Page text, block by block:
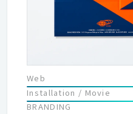
Web
Installation / Movie
BRANDING